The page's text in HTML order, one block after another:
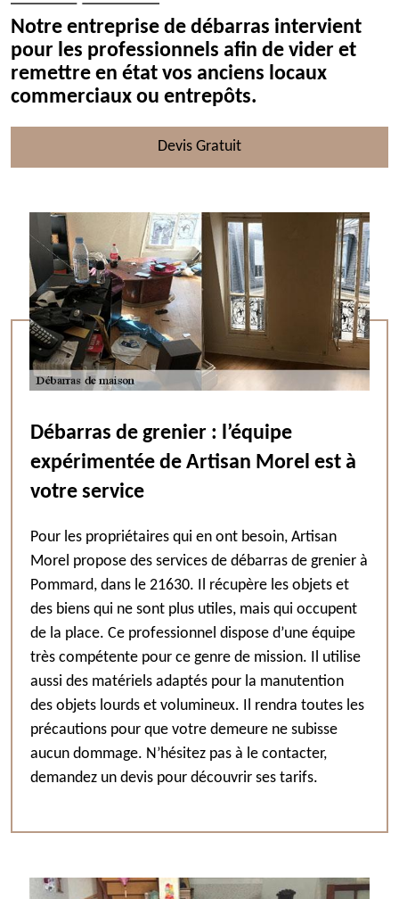
Notre entreprise de débarras intervient
pour les professionnels afin de vider et
remettre en état vos anciens locaux
commerciaux ou entrepôts.
Devis Gratuit
Débarras de grenier : l’équipe
expérimentée de Artisan Morel est à
votre service
Pour les propriétaires qui en ont besoin, Artisan
Morel propose des services de débarras de grenier à
Pommard, dans le 21630. Il récupère les objets et
des biens qui ne sont plus utiles, mais qui occupent
de la place. Ce professionnel dispose d’une équipe
très compétente pour ce genre de mission. Il utilise
aussi des matériels adaptés pour la manutention
des objets lourds et volumineux. Il rendra toutes les
précautions pour que votre demeure ne subisse
aucun dommage. N’hésitez pas à le contacter,
demandez un devis pour découvrir ses tarifs.